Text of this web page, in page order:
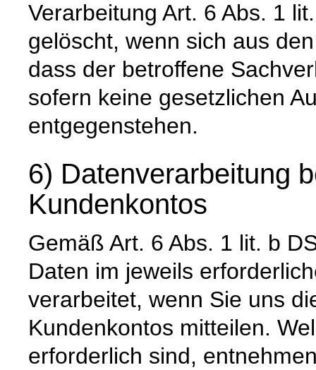
Verarbeitung Art. 6 Abs. 1
gelöscht, wenn sich aus
dass der betroffene
sofern keine gesetzlichen
entgegenstehen.
6) Datenverarbeitung
Kundenkontos
Gemäß Art. 6 Abs. 1 lit. b
Daten im jeweils
verarbeitet, wenn Sie uns
Kundenkontos mitteilen.
erforderlich sind,